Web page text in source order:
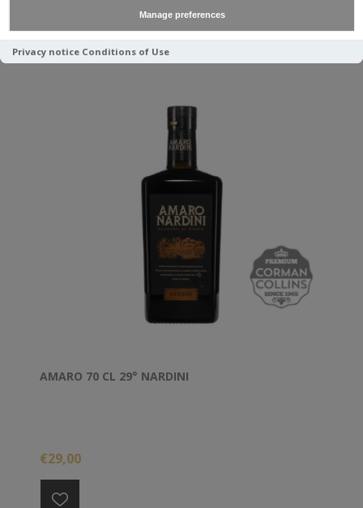
Manage preferences
Privacy notice Conditions of Use
AMARO 70 CL 29° NARDINI
€29,00